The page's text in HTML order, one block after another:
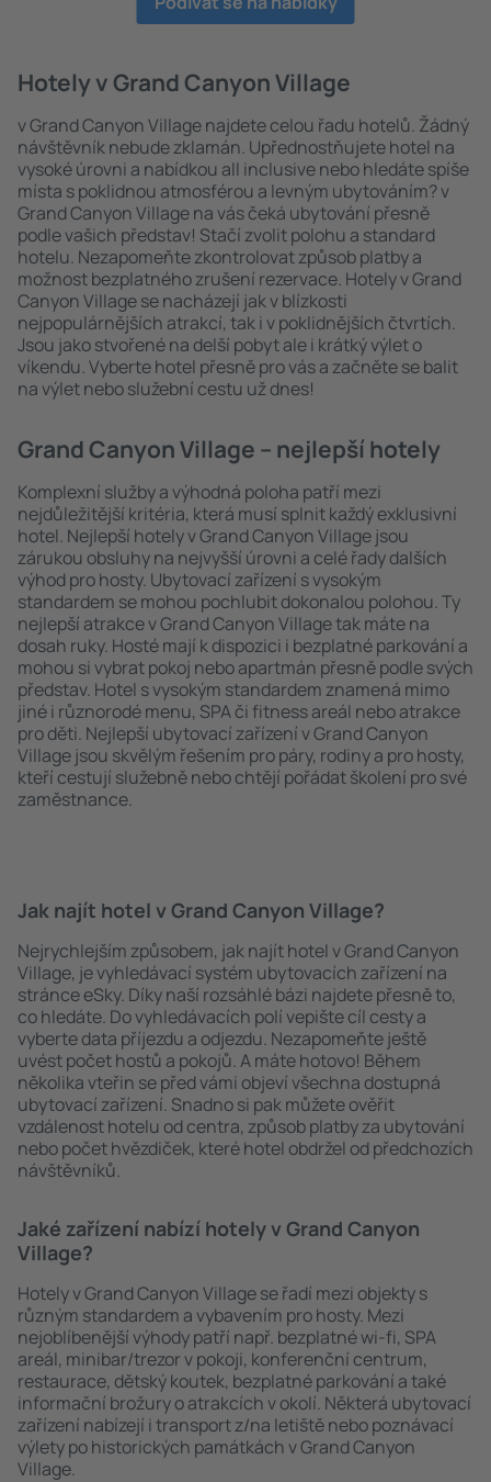
Hotely v Grand Canyon Village
v Grand Canyon Village najdete celou řadu hotelů. Žádný
návštěvník nebude zklamán. Upřednostňujete hotel na
vysoké úrovni a nabídkou all inclusive nebo hledáte spíše
místa s poklidnou atmosférou a levným ubytováním? v
Grand Canyon Village na vás čeká ubytování přesně
podle vašich představ! Stačí zvolit polohu a standard
hotelu. Nezapomeňte zkontrolovat způsob platby a
možnost bezplatného zrušení rezervace. Hotely v Grand
Canyon Village se nacházejí jak v blízkosti
nejpopulárnějších atrakcí, tak i v poklidnějších čtvrtích.
Jsou jako stvořené na delší pobyt ale i krátký výlet o
víkendu. Vyberte hotel přesně pro vás a začněte se balit
na výlet nebo služební cestu už dnes!
Grand Canyon Village – nejlepší hotely
Komplexní služby a výhodná poloha patří mezi
nejdůležitější kritéria, která musí splnit každý exklusivní
hotel. Nejlepší hotely v Grand Canyon Village jsou
zárukou obsluhy na nejvyšší úrovni a celé řady dalších
výhod pro hosty. Ubytovací zařízení s vysokým
standardem se mohou pochlubit dokonalou polohou. Ty
nejlepší atrakce v Grand Canyon Village tak máte na
dosah ruky. Hosté mají k dispozici i bezplatné parkování a
mohou si vybrat pokoj nebo apartmán přesně podle svých
představ. Hotel s vysokým standardem znamená mimo
jiné i různorodé menu, SPA či fitness areál nebo atrakce
pro děti. Nejlepší ubytovací zařízení v Grand Canyon
Village jsou skvělým řešením pro páry, rodiny a pro hosty,
kteří cestují služebně nebo chtějí pořádat školení pro své
zaměstnance.
Jak najít hotel v Grand Canyon Village?
Nejrychlejším způsobem, jak najít hotel v Grand Canyon
Village, je vyhledávací systém ubytovacích zařízení na
stránce eSky. Díky naší rozsáhlé bázi najdete přesně to,
co hledáte. Do vyhledávacích polí vepište cíl cesty a
vyberte data příjezdu a odjezdu. Nezapomeňte ještě
uvést počet hostů a pokojů. A máte hotovo! Během
několika vteřin se před vámi objeví všechna dostupná
ubytovací zařízení. Snadno si pak můžete ověřit
vzdálenost hotelu od centra, způsob platby za ubytování
nebo počet hvězdiček, které hotel obdržel od předchozích
návštěvníků.
Jaké zařízení nabízí hotely v Grand Canyon
Village?
Hotely v Grand Canyon Village se řadí mezi objekty s
různým standardem a vybavením pro hosty. Mezi
nejoblíbenější výhody patří např. bezplatné wi-fi, SPA
areál, minibar/trezor v pokoji, konferenční centrum,
restaurace, dětský koutek, bezplatné parkování a také
informační brožury o atrakcích v okolí. Některá ubytovací
zařízení nabízejí i transport z/na letiště nebo poznávací
výlety po historických památkách v Grand Canyon
Village.